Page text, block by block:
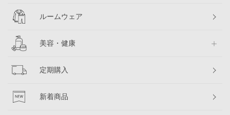
ルームウェア
美容・健康
定期購入
新着商品